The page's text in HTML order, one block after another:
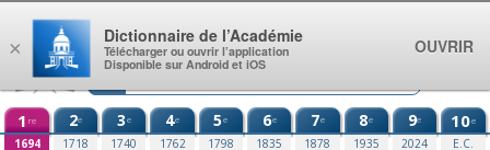
Aller au contenu
1 re
1694
2e
1718
3e
1740
4e
1762
5e
1798
6e
1835
7e
1878
8e
1935
9e
2024
10e
E.C.
×
Dictionnaire de l’Académie
Télécharger ou ouvrir l’application
Disponible sur Android et iOS
OUVRIR